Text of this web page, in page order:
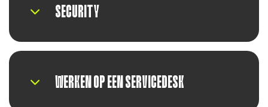
SECURITY
WERKEN OP EEN SERVICEDESK